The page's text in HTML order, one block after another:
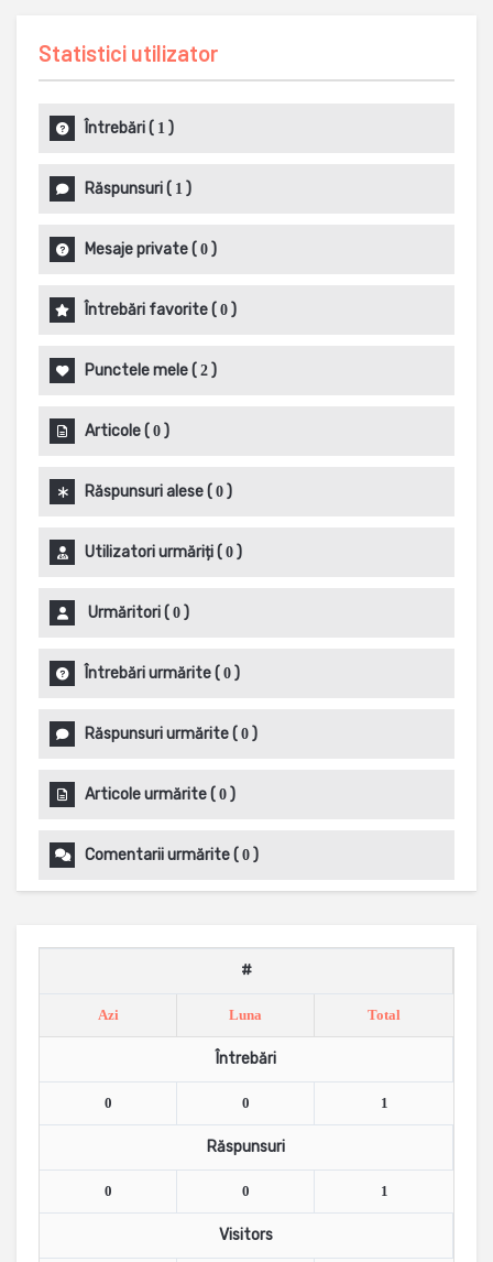
Statistici utilizator
Întrebări( 1 )
Răspunsuri( 1 )
Mesaje private( 0 )
Întrebări favorite( 0 )
Punctele mele( 2 )
Articole( 0 )
Răspunsuri alese( 0 )
Utilizatori urmăriți( 0 )
Urmăritori( 0 )
Întrebări urmărite( 0 )
Răspunsuri urmărite( 0 )
Articole urmărite( 0 )
Comentarii urmărite( 0 )
#
Azi Luna Total
Întrebări
0 0 1
Răspunsuri
0 0 1
Visitors